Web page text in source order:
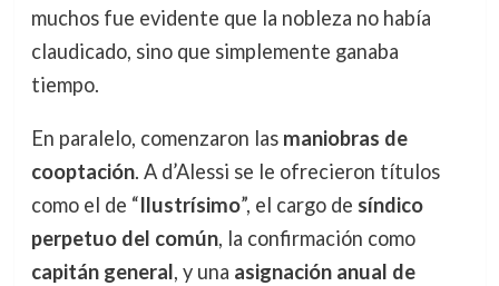
muchos fue evidente que la nobleza no había
claudicado, sino que simplemente ganaba
tiempo.
En paralelo, comenzaron las maniobras de
cooptación. A d’Alessi se le ofrecieron títulos
como el de “Ilustrísimo”, el cargo de síndico
perpetuo del común, la confirmación como
capitán general, y una asignación anual de